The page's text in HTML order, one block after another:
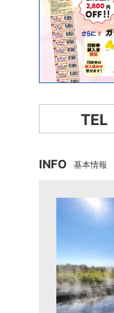
INFO 基本情報